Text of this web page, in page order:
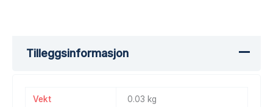
Tilleggsinformasjon
Vekt 0.03 kg